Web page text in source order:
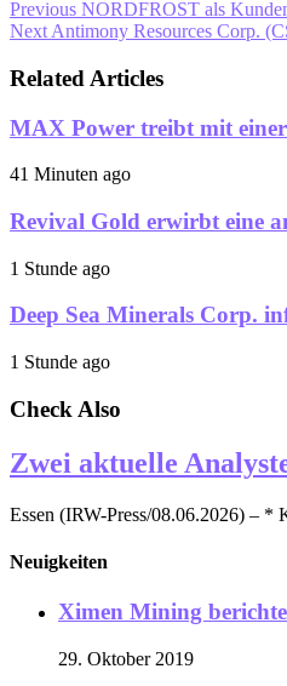
Previous NORDFROST als
Next Antimony Resources Corp.
Related Articles
MAX Power treibt mit
41 Minuten ago
Revival Gold erwirbt eine
1 Stunde ago
Deep Sea Minerals Corp.
1 Stunde ago
Check Also
Zwei aktuelle
Essen (IRW-Press/08.06.2026) – *
Neuigkeiten
Ximen Mining
29. Oktober 2019